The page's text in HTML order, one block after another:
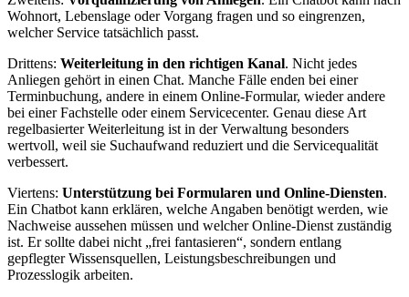
Wohnort, Lebenslage oder Vorgang fragen und so eingrenzen,
welcher Service tatsächlich passt.
Drittens: Weiterleitung in den richtigen Kanal. Nicht jedes
Anliegen gehört in einen Chat. Manche Fälle enden bei einer
Terminbuchung, andere in einem Online-Formular, wieder andere
bei einer Fachstelle oder einem Servicecenter. Genau diese Art
regelbasierter Weiterleitung ist in der Verwaltung besonders
wertvoll, weil sie Suchaufwand reduziert und die Servicequalität
verbessert.
Viertens: Unterstützung bei Formularen und Online-Diensten.
Ein Chatbot kann erklären, welche Angaben benötigt werden, wie
Nachweise aussehen müssen und welcher Online-Dienst zuständig
ist. Er sollte dabei nicht „frei fantasieren“, sondern entlang
gepflegter Wissensquellen, Leistungsbeschreibungen und
Prozesslogik arbeiten.